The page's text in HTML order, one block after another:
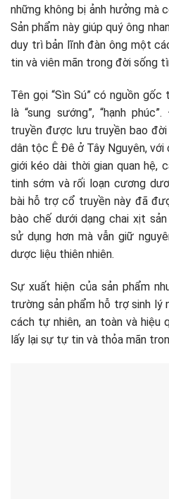
những không bị ảnh hưởng mà
Sản phẩm này giúp quý ông
duy trì bản lĩnh đàn ông một
tin và viên mãn trong đời sống
Tên gọi “Sìn Sú” có nguồn
là “sung sướng”, “hạnh
truyền được lưu truyền bao
dân tộc Ê Đê ở Tây Nguyên, với
giới kéo dài thời gian quan hệ,
tinh sớm và rối loạn cương
bài hỗ trợ cổ truyền này đã
bào chế dưới dạng chai xịt
sử dụng hơn mà vẫn giữ
dược liệu thiên nhiên.
Sự xuất hiện của sản phẩm
trường sản phẩm hỗ trợ sinh lý
cách tự nhiên, an toàn và hiệu
lấy lại sự tự tin và thỏa mãn